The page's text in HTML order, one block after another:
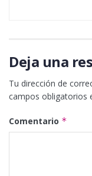
Deja una
Tu dirección de
campos obligatorios
Comentario *